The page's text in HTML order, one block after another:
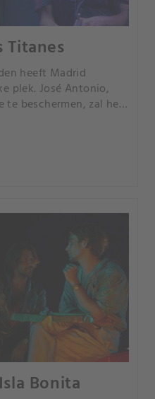
Titanes
heeft Madrid
plek. José Antonio,
te beschermen, zal het
Bonita